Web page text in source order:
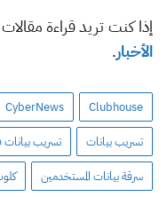
إذا كنت تريد قراءة
الأخبار.
Clubhouse
CyberNews
تسريب بيانات تسريب
سرقة بيانات المستخدمين